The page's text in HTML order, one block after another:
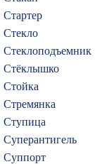
Стартер
Стекло
Стеклоподъемник
Стёклышко
Стойка
Стремянка
Ступица
Суперантигель
Суппорт